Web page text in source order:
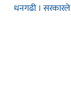
धनगढी ।